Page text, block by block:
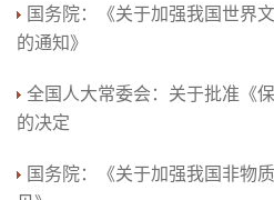
国务院：《关于加强我国世界
的通知》
全国人大常委会：关于批准《
的决定
国务院：《关于加强我国非物